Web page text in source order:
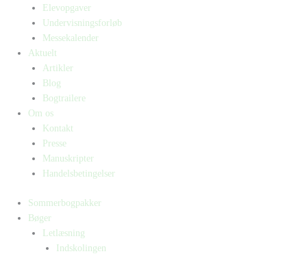
Elevopgaver
Undervisningsforløb
Messekalender
Aktuelt
Artikler
Blog
Bogtrailere
Om os
Kontakt
Presse
Manuskripter
Handelsbetingelser
Sommerbogpakker
Bøger
Letlæsning
Indskolingen